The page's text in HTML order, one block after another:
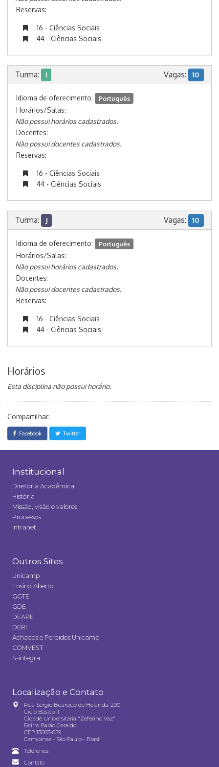
Reservas:
16 - Ciências Sociais
44 - Ciências Sociais
Turma: I Vagas: 10
Idioma de oferecimento: Português
Horários/Salas:
Não possui horários cadastrados.
Docentes:
Não possui docentes cadastrados.
Reservas:
16 - Ciências Sociais
44 - Ciências Sociais
Turma: J Vagas: 10
Idioma de oferecimento: Português
Horários/Salas:
Não possui horários cadastrados.
Docentes:
Não possui docentes cadastrados.
Reservas:
16 - Ciências Sociais
44 - Ciências Sociais
Horários
Esta disciplina não possui horário.
Compartilhar:
Facebook Twitter
Institucional
Diretoria Acadêmica
História
Missão, visão e valores
Processos
Intranet
Outros Sites
Unicamp
Ensino Aberto
GGTE
GDE
DEAPE
DERI
Achados e Perdidos Unicamp
COMVEST
S-integra
Localização e Contato
Rua Sérgio Buarque de Holanda, 290
Ciclo Básico II
Cidade Universitária "Zeferino Vaz"
Bairro Barão Geraldo
CEP 13083-859
Campinas - São Paulo - Brasil
Telefones
Contato